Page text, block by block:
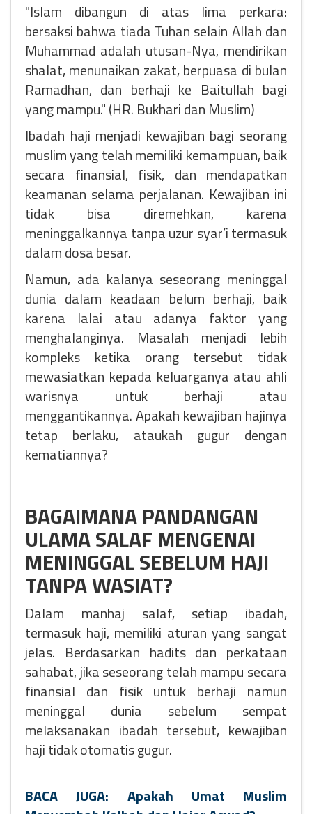
"Islam dibangun di atas lima perkara:
bersaksi bahwa tiada Tuhan selain Allah dan
Muhammad adalah utusan-Nya, mendirikan
shalat, menunaikan zakat, berpuasa di bulan
Ramadhan, dan berhaji ke Baitullah bagi
yang mampu." (HR. Bukhari dan Muslim)
Ibadah haji menjadi kewajiban bagi seorang
muslim yang telah memiliki kemampuan, baik
secara finansial, fisik, dan mendapatkan
keamanan selama perjalanan. Kewajiban ini
tidak bisa diremehkan, karena
meninggalkannya tanpa uzur syar’i termasuk
dalam dosa besar.
Namun, ada kalanya seseorang meninggal
dunia dalam keadaan belum berhaji, baik
karena lalai atau adanya faktor yang
menghalanginya. Masalah menjadi lebih
kompleks ketika orang tersebut tidak
mewasiatkan kepada keluarganya atau ahli
warisnya untuk berhaji atau
menggantikannya. Apakah kewajiban hajinya
tetap berlaku, ataukah gugur dengan
kematiannya?
BAGAIMANA PANDANGAN
ULAMA SALAF MENGENAI
MENINGGAL SEBELUM HAJI
TANPA WASIAT?
Dalam manhaj salaf, setiap ibadah,
termasuk haji, memiliki aturan yang sangat
jelas. Berdasarkan hadits dan perkataan
sahabat, jika seseorang telah mampu secara
finansial dan fisik untuk berhaji namun
meninggal dunia sebelum sempat
melaksanakan ibadah tersebut, kewajiban
haji tidak otomatis gugur.
BACA JUGA: Apakah Umat Muslim